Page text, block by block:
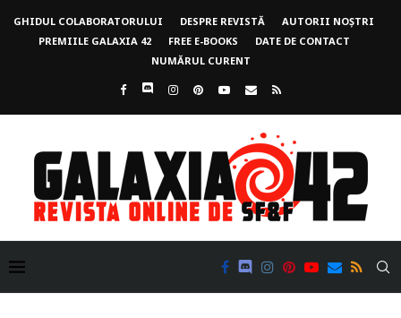
GHIDUL COLABORATORULUI DESPRE REVISTĂ
AUTORII NOȘTRI
PREMIILE GALAXIA 42
FREE E-BOOKS
DATE DE CONTACT
NUMĂRUL CURENT